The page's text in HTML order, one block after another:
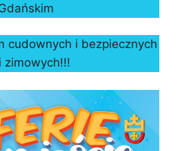
cudownych i bezpiecznych
zimowych!!!